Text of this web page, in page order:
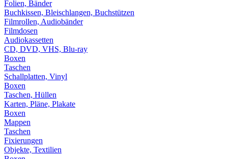
Folien, Bänder
Buchkissen, Bleischlangen, Buchstützen
Filmrollen, Audiobänder
Filmdosen
Audiokassetten
CD, DVD, VHS, Blu-ray
Boxen
Taschen
Schallplatten, Vinyl
Boxen
Taschen, Hüllen
Karten, Pläne, Plakate
Boxen
Mappen
Taschen
Fixierungen
Objekte, Textilien